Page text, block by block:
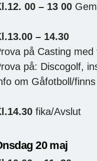
00 – 13 00
– 14.30
på Casting
på: Discogolf,
om Gåfotboll/
fika/Avslut
20 maj